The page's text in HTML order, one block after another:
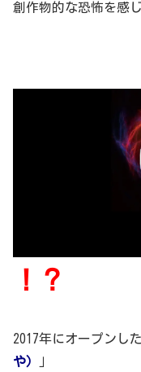
創作物的な恐怖を感
！？
2017年にオープンした
や）
」